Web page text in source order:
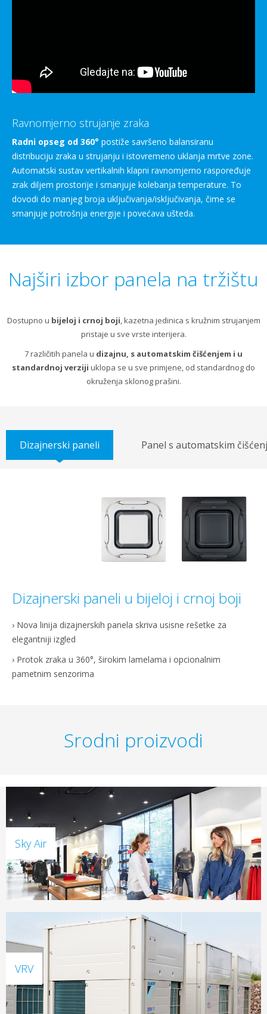
Ravnomjerno strujanje zraka
Radni opseg od 360° postiže savršeno balansiranu
distribuciju zraka u strujanju i istovremeno uklanja mrtve zone.
Automatski sustav vertikalnih klapni ravnomjerno raspoređuje
zrak diljem prostorije i smanjuje kolebanja temperature. To
dovodi do manjeg broja uključivanja/isključivanja, čime se
smanjuje potrošnja energije i povećava ušteda.
Najširi izbor panela na tržištu
Dostupno u bijeloj i crnoj boji, kazetna jedinica s kružnim strujanjem
pristaje u sve vrste interijera.
7 različitih panela u dizajnu, s automatskim čišćenjem i u
standardnoj verziji uklopa se u sve primjene, od standardnog do
okruženja sklonog prašini.
Dizajnerski paneli Panel s automatskim
Dizajnerski paneli u bijeloj i crnoj boji
› Nova linija dizajnerskih panela skriva usisne rešetke za
elegantniji izgled
› Protok zraka u 360°, širokim lamelama i opcionalnim
pametnim senzorima
Srodni proizvodi
Sky Air
VRV